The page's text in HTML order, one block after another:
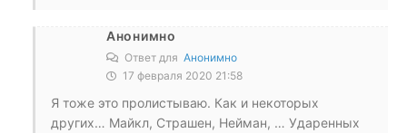
Анонимно
Ответ для Анонимно
17 февраля 2020 21:58
Я тоже это пролистываю. Как и некоторых
других… Майкл, Страшен, Нейман, … Ударенных